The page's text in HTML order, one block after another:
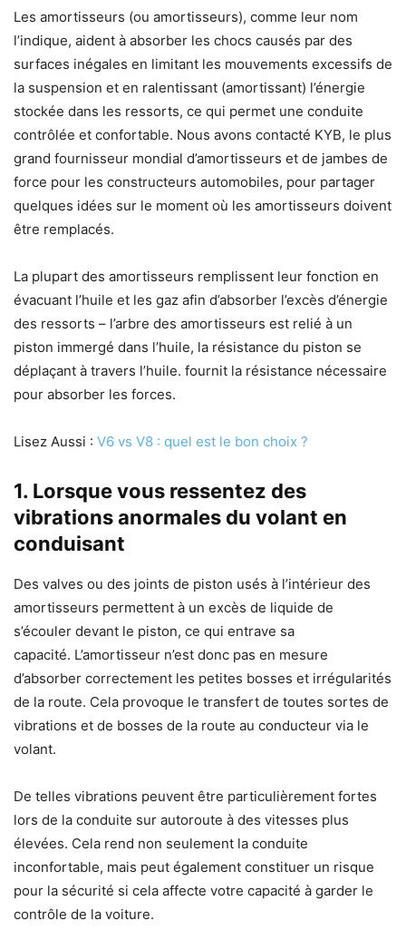
Les amortisseurs (ou amortisseurs), comme leur nom
l’indique, aident à absorber les chocs causés par des
surfaces inégales en limitant les mouvements excessifs de
la suspension et en ralentissant (amortissant) l’énergie
stockée dans les ressorts, ce qui permet une conduite
contrôlée et confortable. Nous avons contacté KYB, le plus
grand fournisseur mondial d’amortisseurs et de jambes de
force pour les constructeurs automobiles, pour partager
quelques idées sur le moment où les amortisseurs doivent
être remplacés.
La plupart des amortisseurs remplissent leur fonction en
évacuant l’huile et les gaz afin d’absorber l’excès d’énergie
des ressorts – l’arbre des amortisseurs est relié à un
piston immergé dans l’huile, la résistance du piston se
déplaçant à travers l’huile. fournit la résistance nécessaire
pour absorber les forces.
Lisez Aussi : V6 vs V8 : quel est le bon choix ?
1. Lorsque vous ressentez des
vibrations anormales du volant en
conduisant
Des valves ou des joints de piston usés à l’intérieur des
amortisseurs permettent à un excès de liquide de
s’écouler devant le piston, ce qui entrave sa
capacité. L’amortisseur n’est donc pas en mesure
d’absorber correctement les petites bosses et irrégularités
de la route. Cela provoque le transfert de toutes sortes de
vibrations et de bosses de la route au conducteur via le
volant.
De telles vibrations peuvent être particulièrement fortes
lors de la conduite sur autoroute à des vitesses plus
élevées. Cela rend non seulement la conduite
inconfortable, mais peut également constituer un risque
pour la sécurité si cela affecte votre capacité à garder le
contrôle de la voiture.